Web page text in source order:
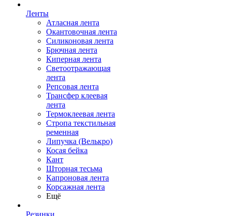
Ленты
Атласная лента
Окантовочная лента
Силиконовая лента
Брючная лента
Киперная лента
Светоотражающая
лента
Репсовая лента
Трансфер клеевая
лента
Термоклеевая лента
Стропа текстильная
ременная
Липучка (Велькро)
Косая бейка
Кант
Шторная тесьма
Капроновая лента
Корсажная лента
Ещё
Резинки